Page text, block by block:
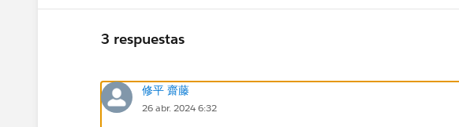
3 respuestas
修平 齋藤
26 abr. 2024 6:32